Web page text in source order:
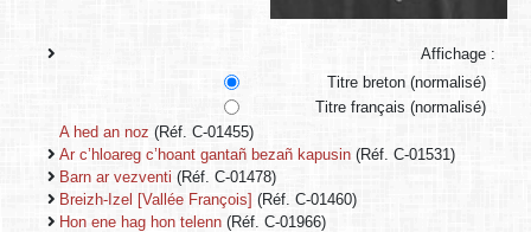
Affichage :
Titre breton (normalisé)
Titre français (normalisé)
A hed an noz (Réf. C-01455)
Ar c’hloareg c’hoant gantañ bezañ kapusin (Réf. C-01531)
Barn ar vezventi (Réf. C-01478)
Breizh-Izel [Vallée François] (Réf. C-01460)
Hon ene hag hon telenn (Réf. C-01966)